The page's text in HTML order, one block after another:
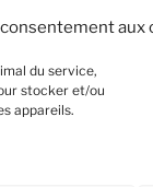
aux
du service,
stocker et/ou
appareils.
le Centre de